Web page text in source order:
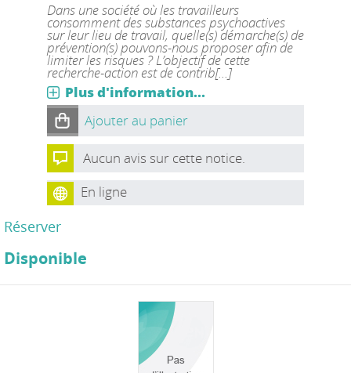
Dans une société où les travailleurs
consomment des substances psychoactives
sur leur lieu de travail, quelle(s) démarche(s) de
prévention(s) pouvons-nous proposer afin de
limiter les risques ? L’objectif de cette
recherche-action est de contrib[...]
Plus d'information...
Ajouter au panier
Aucun avis sur cette notice.
En ligne
Réserver
Disponible